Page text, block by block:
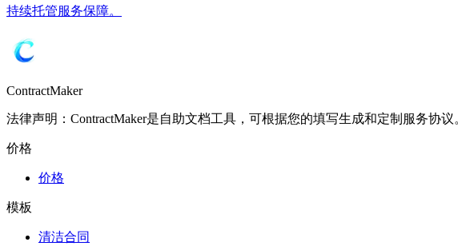
持续托管服务保障。
ContractMaker
法律声明：ContractMaker是自助文档工具，可根据您的填写生成和定制服务协
价格
价格
模板
清洁合同